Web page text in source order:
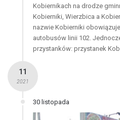
Kobiernikach na drodze
Kobierniki, Wierzbica a
nazwie Kobierniki
autobusów linii 102.
przystanków: przystanek
11
2021
30 listopada